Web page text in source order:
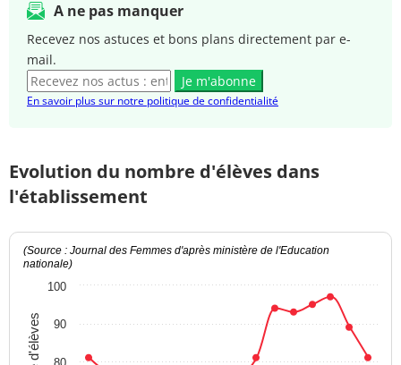
A ne pas manquer
Recevez nos astuces et bons plans directement par e-
mail.
Je m'abonne
En savoir plus sur notre politique de confidentialité
Evolution du nombre d'élèves dans
l'établissement
(Source : Journal des Femmes d'après ministère de l'Education
nationale)
90
100